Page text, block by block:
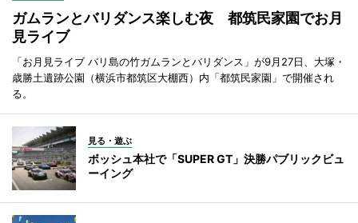
ガムランとバリダンス楽しむ夜 都筑民家園でお月
見ライブ
「お月見ライブ バリ島の竹ガムランとバリダンス」が9月27日、大塚・
歳勝土遺跡公園（横浜市都筑区大棚西）内「都筑民家園」で開催され
る。
見る・遊ぶ
ボッシュ本社で「SUPER GT」決勝パブリックビュ
ーイング